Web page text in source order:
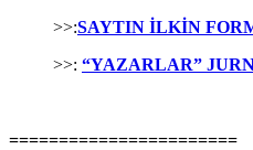
>>:SAYTIN İLKİN
>>: “YAZARLAR”
=======================